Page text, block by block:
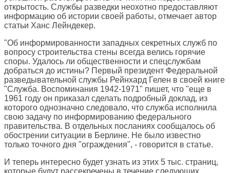
открытость. Службы разведки неохотно предоставляют
информацию об истории своей работы, отмечает автор
статьи Ханс Лейндекер.
"Об информированности западных секретных служб по
вопросу строительства стены всегда велись горячие
споры. Удалось ли общественности и спецслужбам
добраться до истины? Первый президент Федеральной
разведывательной службы Рейнхард Гелен в своей книге
"Служба. Воспоминания 1942-1971" пишет, что "еще в
1961 году он приказал сделать подробный доклад, из
которого однозначно следовало, что служба исполнила
свою задачу по информированию федерального
правительства. В отдельных посланиях сообщалось об
обострении ситуации в Берлине. Не было известно
только точного дня "ограждения", - говорится в статье.
И теперь интересно будет узнать из этих 5 тыс. страниц,